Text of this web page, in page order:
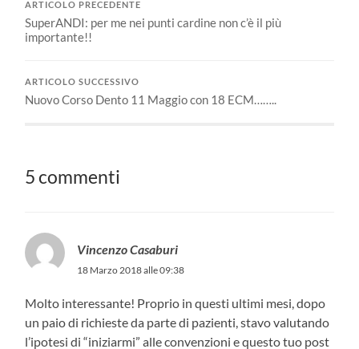
ARTICOLO PRECEDENTE
SuperANDI: per me nei punti cardine non c’è il più
importante!!
ARTICOLO SUCCESSIVO
Nuovo Corso Dento 11 Maggio con 18 ECM……..
5 commenti
Vincenzo Casaburi
18 Marzo 2018 alle 09:38
Molto interessante! Proprio in questi ultimi mesi, dopo
un paio di richieste da parte di pazienti, stavo valutando
l’ipotesi di “iniziarmi” alle convenzioni e questo tuo post